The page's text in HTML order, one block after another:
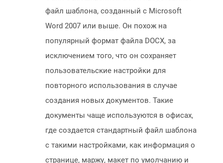
файл шаблона, созданный с Microsoft
Word 2007 или выше. Он похож на
популярный формат файла DOCX, за
исключением того, что он сохраняет
пользовательские настройки для
повторного использования в случае
создания новых документов. Такие
документы чаще используются в офисах,
где создается стандартный файл шаблона
с такими настройками, как информация о
странице, маржу, макет по умолчанию и